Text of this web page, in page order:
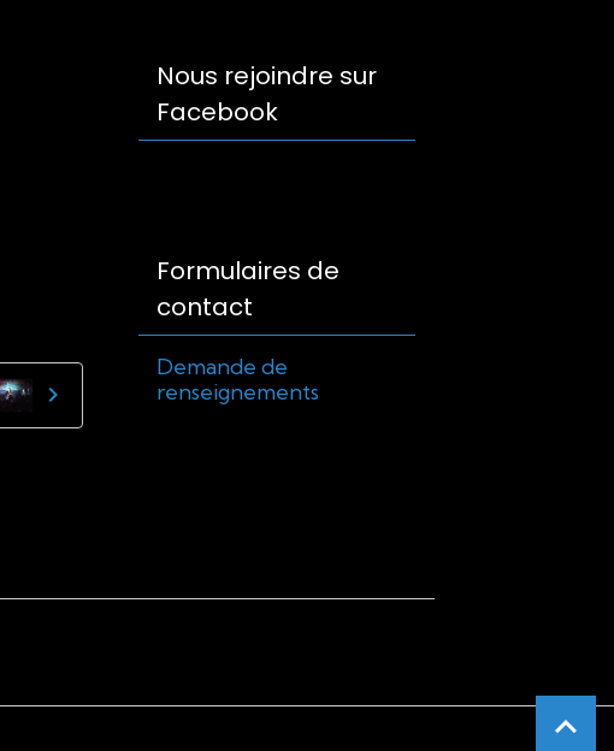
Nous rejoindre sur
Facebook
Formulaires de
contact
Demande de
renseignements